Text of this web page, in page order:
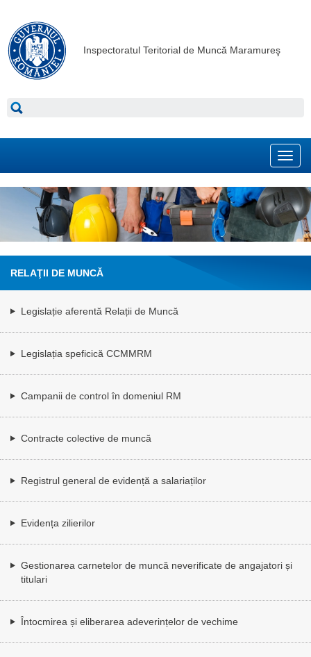
Inspectoratul Teritorial de Muncă Maramureş
RELAŢII DE MUNCĂ
Legislație aferentă Relații de Muncă
Legislația speficică CCMMRM
Campanii de control în domeniul RM
Contracte colective de muncă
Registrul general de evidență a salariaților
Evidența zilierilor
Gestionarea carnetelor de muncă neverificate de angajatori și
titulari
Întocmirea și eliberarea adeverințelor de vechime